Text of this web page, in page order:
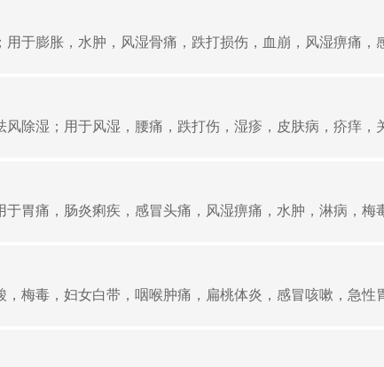
于膨胀，水肿，风湿骨痛，跌打损伤，血崩，风湿痹痛，
除湿；用于风湿，腰痛，跌打伤，湿疹，皮肤病，疥痒，
胃痛，肠炎痢疾，感冒头痛，风湿痹痛，水肿，淋病，梅
梅毒，妇女白带，咽喉肿痛，扁桃体炎，感冒咳嗽，急性